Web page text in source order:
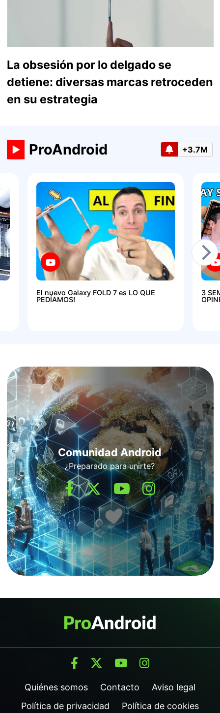
La obsesión por lo delgado se
detiene: diversas marcas retroceden
en su estrategia
ProAndroid +3.7M
El nuevo Galaxy FOLD 7 es LO QUE
PEDÍAMOS!
3
Comunidad Android
¿Preparado para unirte?
Quiénes somos Contacto
Aviso legal
Política de privacidad
Política de cookies